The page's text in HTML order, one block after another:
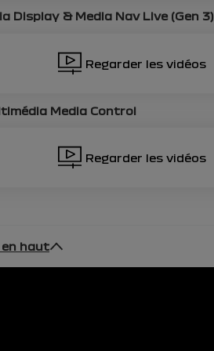
Display & Media Nav Live (Gen 3)
Regarder les vidéos
Media Control
Regarder les vidéos
haut